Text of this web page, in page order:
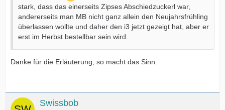
stark, dass das einerseits Zipses Abschiedzuckerl war,
andererseits man MB nicht ganz allein den Neujahrsfrühling
überlassen wollte und daher den i3 jetzt gezeigt hat, aber er
erst im Herbst bestellbar sein wird.
Danke für die Erläuterung, so macht das Sinn.
Swissbob